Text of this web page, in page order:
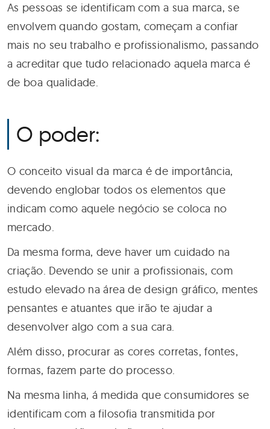
As pessoas se identificam com a sua marca, se
envolvem quando gostam, começam a confiar
mais no seu trabalho e profissionalismo, passando
a acreditar que tudo relacionado aquela marca é
de boa qualidade.
O poder:
O conceito visual da marca é de importância,
devendo englobar todos os elementos que
indicam como aquele negócio se coloca no
mercado.
Da mesma forma, deve haver um cuidado na
criação. Devendo se unir a profissionais, com
estudo elevado na área de design gráfico, mentes
pensantes e atuantes que irão te ajudar a
desenvolver algo com a sua cara.
Além disso, procurar as cores corretas, fontes,
formas, fazem parte do processo.
Na mesma linha, á medida que consumidores se
identificam com a filosofia transmitida por